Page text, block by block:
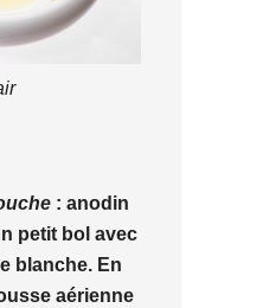
: anodin
petit bol avec
blanche. En
aérienne